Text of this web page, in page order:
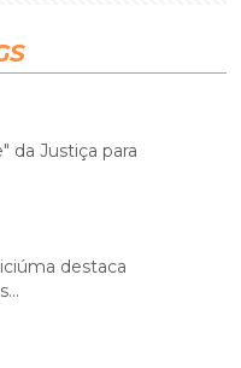
da Justiça para
destaca